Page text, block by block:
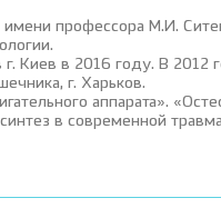
профессора М.И.
Киев в 2016 году. В 2012
г. Харьков.
аппарата».
в современной